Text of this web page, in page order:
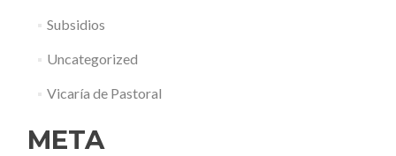
Subsidios
Uncategorized
Vicaría de Pastoral
META